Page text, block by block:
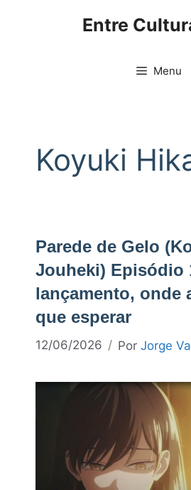
Entre
Menu
Koyuki
Parede de Gelo
Jouheki) Episódio
lançamento, onde
que esperar
12/06/2026 Por Jorge